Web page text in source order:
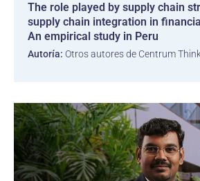
The role played by supply chain
supply chain integration in
An empirical study in Peru
Autoría: Otros autores de Centrum